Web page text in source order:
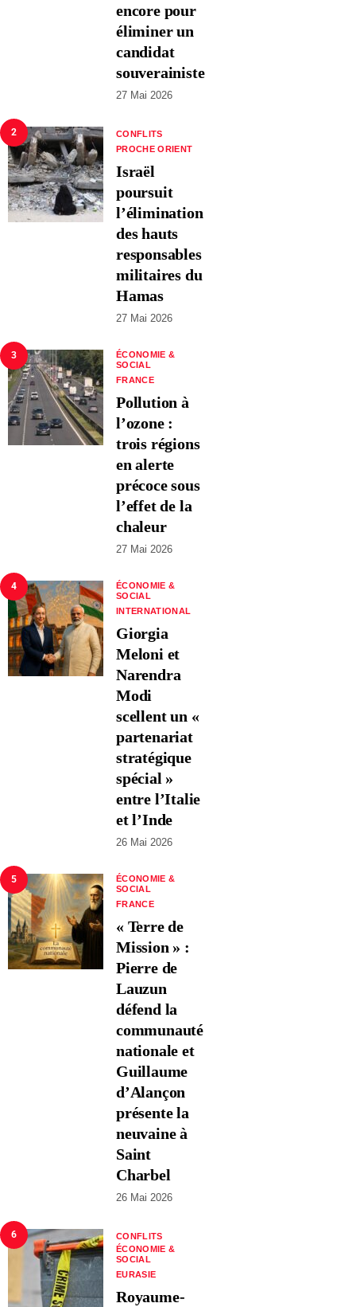
encore pour
éliminer un
candidat
souverainiste
27 Mai 2026
2
CONFLITS
PROCHE ORIENT
Israël
poursuit
l’élimination
des hauts
responsables
militaires du
Hamas
27 Mai 2026
3
ÉCONOMIE &
SOCIAL
FRANCE
Pollution à
l’ozone :
trois régions
en alerte
précoce sous
l’effet de la
chaleur
27 Mai 2026
4
ÉCONOMIE &
SOCIAL
INTERNATIONAL
Giorgia
Meloni et
Narendra
Modi
scellent un «
partenariat
stratégique
spécial »
entre l’Italie
et l’Inde
26 Mai 2026
5
ÉCONOMIE &
SOCIAL
FRANCE
« Terre de
Mission » :
Pierre de
Lauzun
défend la
communauté
nationale et
Guillaume
d’Alançon
présente la
neuvaine à
Saint
Charbel
26 Mai 2026
6
CONFLITS
ÉCONOMIE &
SOCIAL
EURASIE
Royaume-